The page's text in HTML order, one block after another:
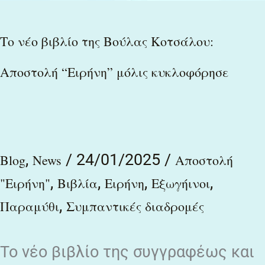
Το νέο βιβλίο της Βούλας Κοτσάλου:
Αποστολή “Ειρήνη” μόλις κυκλοφόρησε
Blog, News / 24/01/2025 / Αποστολή
"Ειρήνη", Βιβλία, Ειρήνη, Εξωγήινοι,
Παραμύθι, Συμπαντικές διαδρομές
Το νέο βιβλίο της συγγραφέως και